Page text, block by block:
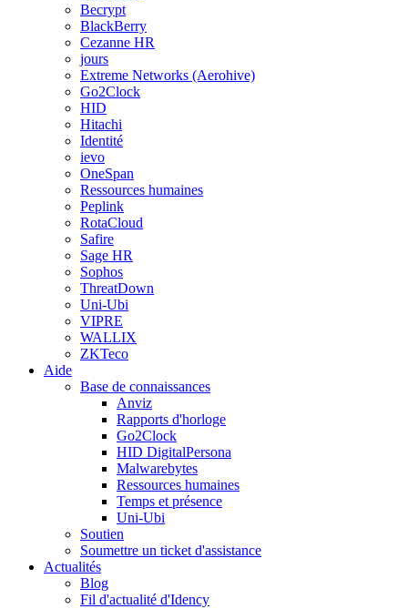
Becrypt
BlackBerry
Cezanne HR
jours
Extreme Networks (Aerohive)
Go2Clock
HID
Hitachi
Identité
ievo
OneSpan
Ressources humaines
Peplink
RotaCloud
Safire
Sage HR
Sophos
ThreatDown
Uni-Ubi
VIPRE
WALLIX
ZKTeco
Aide
Base de connaissances
Anviz
Rapports d'horloge
Go2Clock
HID DigitalPersona
Malwarebytes
Ressources humaines
Temps et présence
Uni-Ubi
Soutien
Soumettre un ticket d'assistance
Actualités
Blog
Fil d'actualité d'Idency